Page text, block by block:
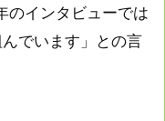
のインタビューでは
んでいます」との言